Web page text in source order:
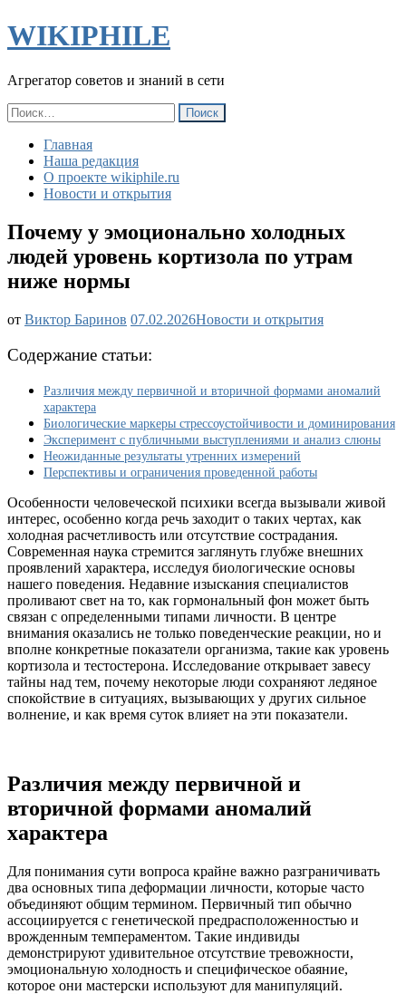
WIKIPHILE
Агрегатор советов и знаний в сети
Найти:
Главная
Наша редакция
О проекте wikiphile.ru
Новости и открытия
Почему у эмоционально холодных
людей уровень кортизола по утрам
ниже нормы
от Виктор Баринов 07.02.2026Почему
людей
уровень
кортизола
по
утрам
ниже
нормы
Новости и открытия
Содержание статьи:
Различия между первичной и вторичной формами аномалий
характера
Биологические маркеры стрессоустойчивости и доминирования
Эксперимент с публичными выступлениями и анализ слюны
Неожиданные результаты утренних измерений
Перспективы и ограничения проведенной работы
Особенности человеческой психики всегда вызывали живой
интерес, особенно когда речь заходит о таких чертах, как
холодная расчетливость или отсутствие сострадания.
Современная наука стремится заглянуть глубже внешних
проявлений характера, исследуя биологические основы
нашего поведения. Недавние изыскания специалистов
проливают свет на то, как гормональный фон может быть
связан с определенными типами личности. В центре
внимания оказались не только поведенческие реакции, но и
вполне конкретные показатели организма, такие как уровень
кортизола и тестостерона. Исследование открывает завесу
тайны над тем, почему некоторые люди сохраняют ледяное
спокойствие в ситуациях, вызывающих у других сильное
волнение, и как время суток влияет на эти показатели.
Различия между первичной и
вторичной формами аномалий
характера
Для понимания сути вопроса крайне важно разграничивать
два основных типа деформации личности, которые часто
объединяют общим термином. Первичный тип обычно
ассоциируется с генетической предрасположенностью и
врожденным темпераментом. Такие индивиды
демонстрируют удивительное отсутствие тревожности,
эмоциональную холодность и специфическое обаяние,
которое они мастерски используют для манипуляций.